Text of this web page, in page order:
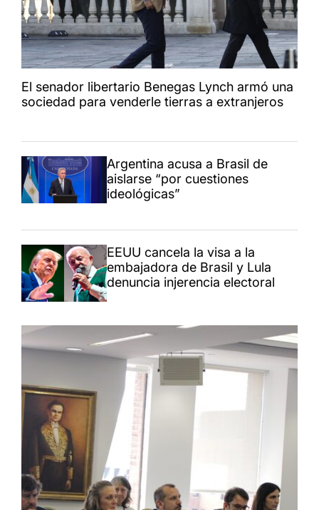
El senador libertario Benegas Lynch armó una
sociedad para venderle tierras a extranjeros
Argentina acusa a Brasil de
aislarse “por cuestiones
ideológicas”
EEUU cancela la visa a la
embajadora de Brasil y Lula
denuncia injerencia electoral